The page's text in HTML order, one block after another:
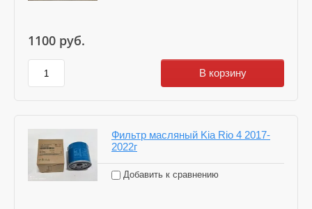
1100 руб.
В корзину
Фильтр масляный Kia Rio 4 2017-
2022г
Добавить к сравнению